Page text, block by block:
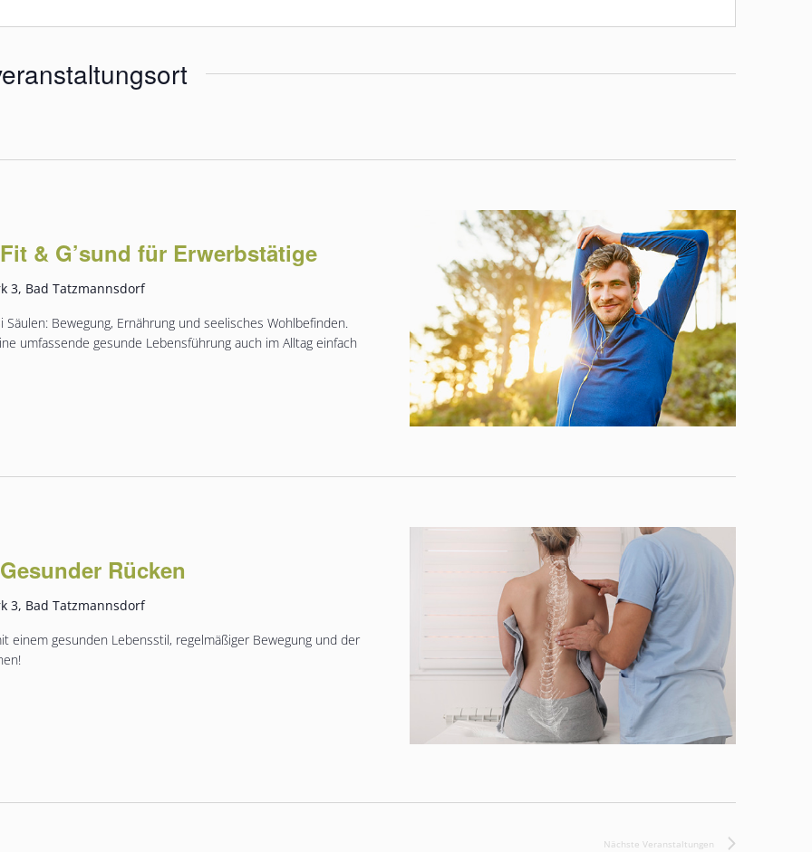
& G’sund für Erwerbstätige
3, Bad Tatzmannsdorf
Bewegung, Ernährung und seelisches Wohlbefinden.
umfassende gesunde Lebensführung auch im Alltag einfach
Rücken
3, Bad Tatzmannsdorf
einem gesunden Lebensstil, regelmäßiger Bewegung und der
Nächste Veranstaltungen